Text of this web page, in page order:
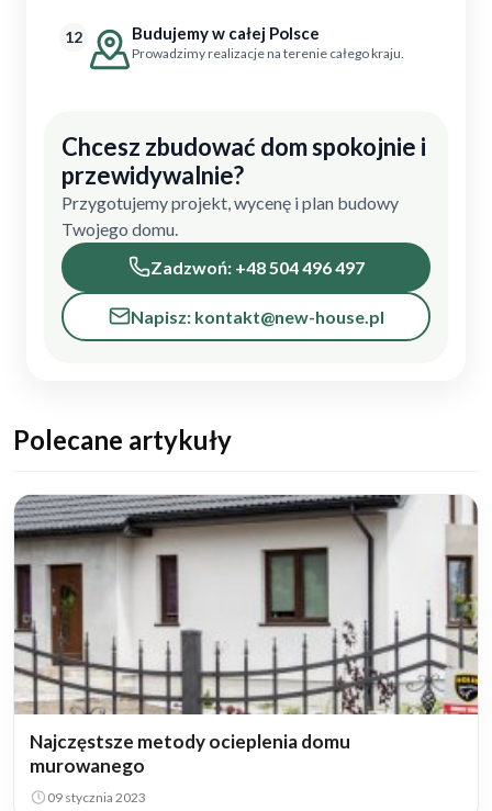
12 Budujemy w całej Polsce
Prowadzimy realizacje na terenie całego kraju.
Chcesz zbudować dom spokojnie i
przewidywalnie?
Przygotujemy projekt, wycenę i plan budowy
Twojego domu.
Zadzwoń: +48 504 496 497
Napisz: kontakt@new-house.pl
Polecane artykuły
Najczęstsze metody ocieplenia domu
murowanego
09 stycznia 2023